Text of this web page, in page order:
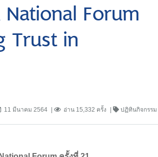
National Forum
Trust in
11 มีนาคม 2564 อ่าน 15,332 ครั้ง ปฏิทินกิจกรรม